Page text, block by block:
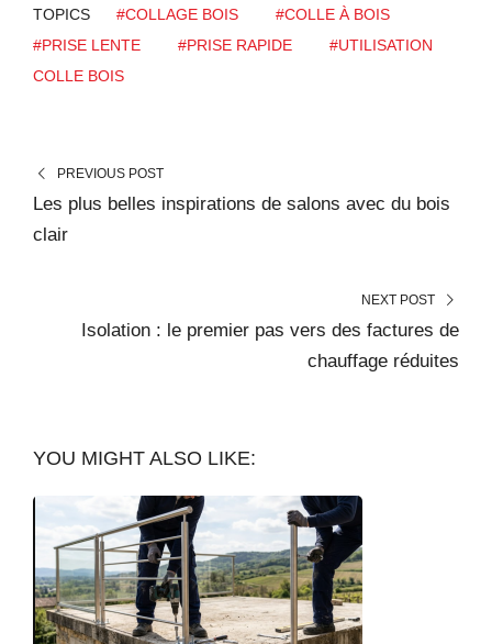
TOPICS #COLLAGE BOIS
#COLLE À BOIS
#PRISE LENTE
#PRISE RAPIDE
#UTILISATION
COLLE BOIS
PREVIOUS POST
Les plus belles inspirations de salons avec du bois
clair
NEXT POST
Isolation : le premier pas vers des factures de
chauffage réduites
YOU MIGHT ALSO LIKE: